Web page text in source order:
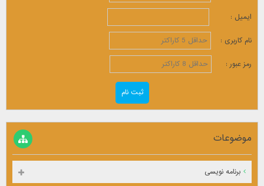
ایمیل :
نام کاربری :
رمز عبور :
موضوعات
برنامه نویسی